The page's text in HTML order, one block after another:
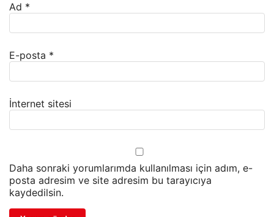
Ad *
E-posta *
İnternet sitesi
Daha sonraki yorumlarımda kullanılması için adım, e-
posta adresim ve site adresim bu tarayıcıya
kaydedilsin.